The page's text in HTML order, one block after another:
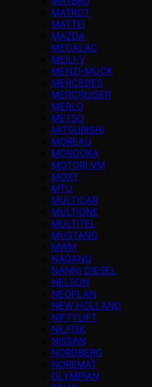
MATROT
MATTEI
MAZDA
MECALAC
MEILI-V
MENZI-MUCK
MERCEDES
MERCRUISER
MERLO
METSO
MITSUBISHI
MOREAU
MOROOKA
MOTORI VM
MOXY
MTU
MULTICAR
MULTIONE
MULTITEL
MUSTANG
MWM
NAGANO
NANNI DIESEL
NELSON
NEOPLAN
NEW HOLLAND
NIFTYLIFT
NILFISK
NISSAN
NORDBERG
NOREMAT
OLYMPIAN